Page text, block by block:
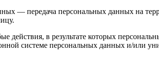
— передача персональных данных на
в результате которых
системе персональных данных и/или